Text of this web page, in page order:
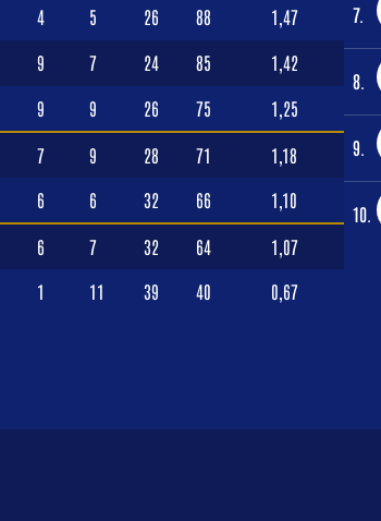
4 5 26 88 1,47
9 7 24 85 1,42
9 9 26 75 1,25
7 9 28 71 1,18
6 6 32 66 1,10
6 7 32 64 1,07
1 11 39 40 0,67
7.
8.
9.
10.